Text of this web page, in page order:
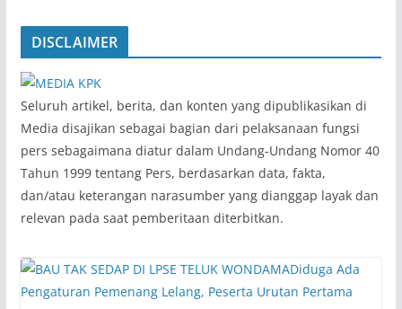
DISCLAIMER
‎Seluruh artikel, berita, dan konten yang dipublikasikan di
Media disajikan sebagai bagian dari pelaksanaan fungsi
pers sebagaimana diatur dalam Undang-Undang Nomor 40
Tahun 1999 tentang Pers, berdasarkan data, fakta,
dan/atau keterangan narasumber yang dianggap layak dan
relevan pada saat pemberitaan diterbitkan.